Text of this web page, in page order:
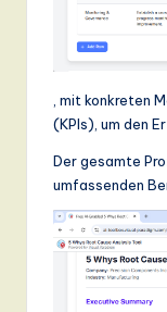
, mit konkreten
(KPIs), um den
Der gesamte
umfassenden